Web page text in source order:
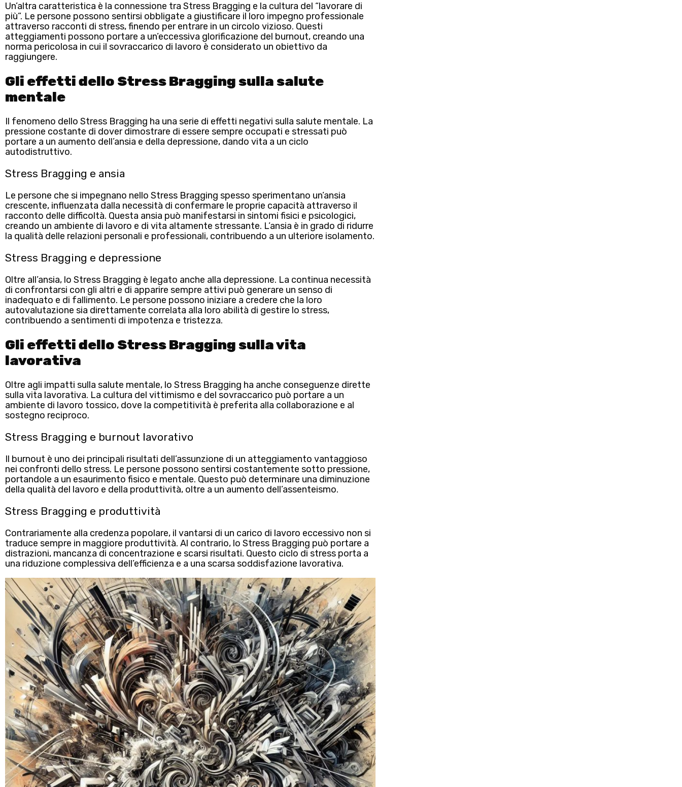
Un’altra caratteristica è la connessione tra Stress Bragging e la cultura del “lavorare di
più”. Le persone possono sentirsi obbligate a giustificare il loro impegno professionale
attraverso racconti di stress, finendo per entrare in un circolo vizioso. Questi
atteggiamenti possono portare a un’eccessiva glorificazione del burnout, creando una
norma pericolosa in cui il sovraccarico di lavoro è considerato un obiettivo da
raggiungere.
Gli effetti dello Stress Bragging sulla salute
mentale
Il fenomeno dello Stress Bragging ha una serie di effetti negativi sulla salute mentale. La
pressione costante di dover dimostrare di essere sempre occupati e stressati può
portare a un aumento dell’ansia e della depressione, dando vita a un ciclo
autodistruttivo.
Stress Bragging e ansia
Le persone che si impegnano nello Stress Bragging spesso sperimentano un’ansia
crescente, influenzata dalla necessità di confermare le proprie capacità attraverso il
racconto delle difficoltà. Questa ansia può manifestarsi in sintomi fisici e psicologici,
creando un ambiente di lavoro e di vita altamente stressante. L’ansia è in grado di ridurre
la qualità delle relazioni personali e professionali, contribuendo a un ulteriore isolamento.
Stress Bragging e depressione
Oltre all’ansia, lo Stress Bragging è legato anche alla depressione. La continua necessità
di confrontarsi con gli altri e di apparire sempre attivi può generare un senso di
inadequato e di fallimento. Le persone possono iniziare a credere che la loro
autovalutazione sia direttamente correlata alla loro abilità di gestire lo stress,
contribuendo a sentimenti di impotenza e tristezza.
Gli effetti dello Stress Bragging sulla vita
lavorativa
Oltre agli impatti sulla salute mentale, lo Stress Bragging ha anche conseguenze dirette
sulla vita lavorativa. La cultura del vittimismo e del sovraccarico può portare a un
ambiente di lavoro tossico, dove la competitività è preferita alla collaborazione e al
sostegno reciproco.
Stress Bragging e burnout lavorativo
Il burnout è uno dei principali risultati dell’assunzione di un atteggiamento vantaggioso
nei confronti dello stress. Le persone possono sentirsi costantemente sotto pressione,
portandole a un esaurimento fisico e mentale. Questo può determinare una diminuzione
della qualità del lavoro e della produttività, oltre a un aumento dell’assenteismo.
Stress Bragging e produttività
Contrariamente alla credenza popolare, il vantarsi di un carico di lavoro eccessivo non si
traduce sempre in maggiore produttività. Al contrario, lo Stress Bragging può portare a
distrazioni, mancanza di concentrazione e scarsi risultati. Questo ciclo di stress porta a
una riduzione complessiva dell’efficienza e a una scarsa soddisfazione lavorativa.